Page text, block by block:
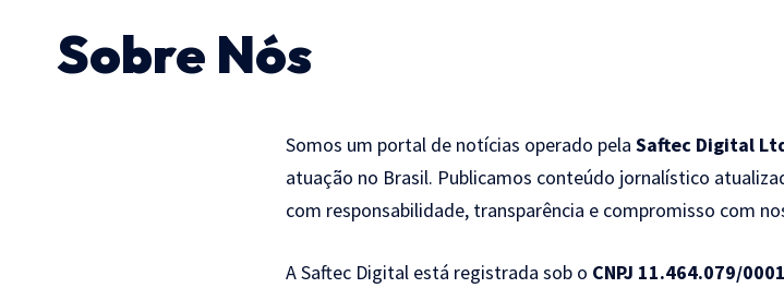
Sobre Nós
Somos um portal de notícias operado pela Saftec Digital
atuação no Brasil. Publicamos conteúdo jornalístico
com responsabilidade, transparência e compromisso com
A Saftec Digital está registrada sob o CNPJ 11.464.079/